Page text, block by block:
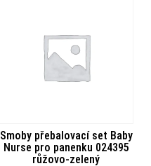
Smoby přebalovací set Baby
Nurse pro panenku 024395
růžovo-zelený